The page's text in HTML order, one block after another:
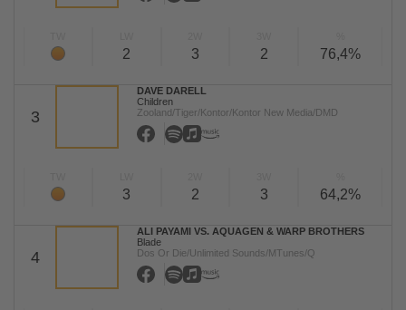
2 3 2 76,4%
3
DAVE DARELL
Children
Zooland/Tiger/Kontor/Kontor New Media/DMD
3 2 3 64,2%
4
ALI PAYAMI VS. AQUAGEN & WARP BROTHERS
Blade
Dos Or Die/Unlimited Sounds/MTunes/Q